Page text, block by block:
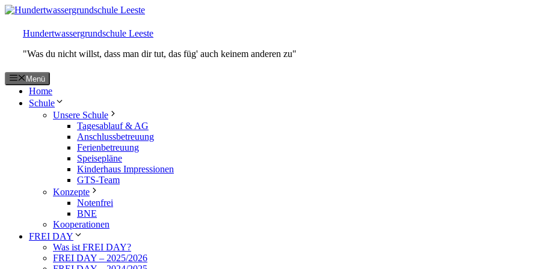
Zum
springenHundertwassergrundschule Leeste
"Was du nicht willst, dass man dir tut, das füg' auch keinem anderen zu"
Menü
Home
Schule
Unsere Schule
Tagesablauf & AG
Anschlussbetreuung
Ferienbetreuung
Speisepläne
Kinderhaus Impressionen
GTS-Team
Konzepte
Notenfrei
BNE
Kooperationen
FREI DAY
Was ist FREI DAY?
FREI DAY – 2025/2026